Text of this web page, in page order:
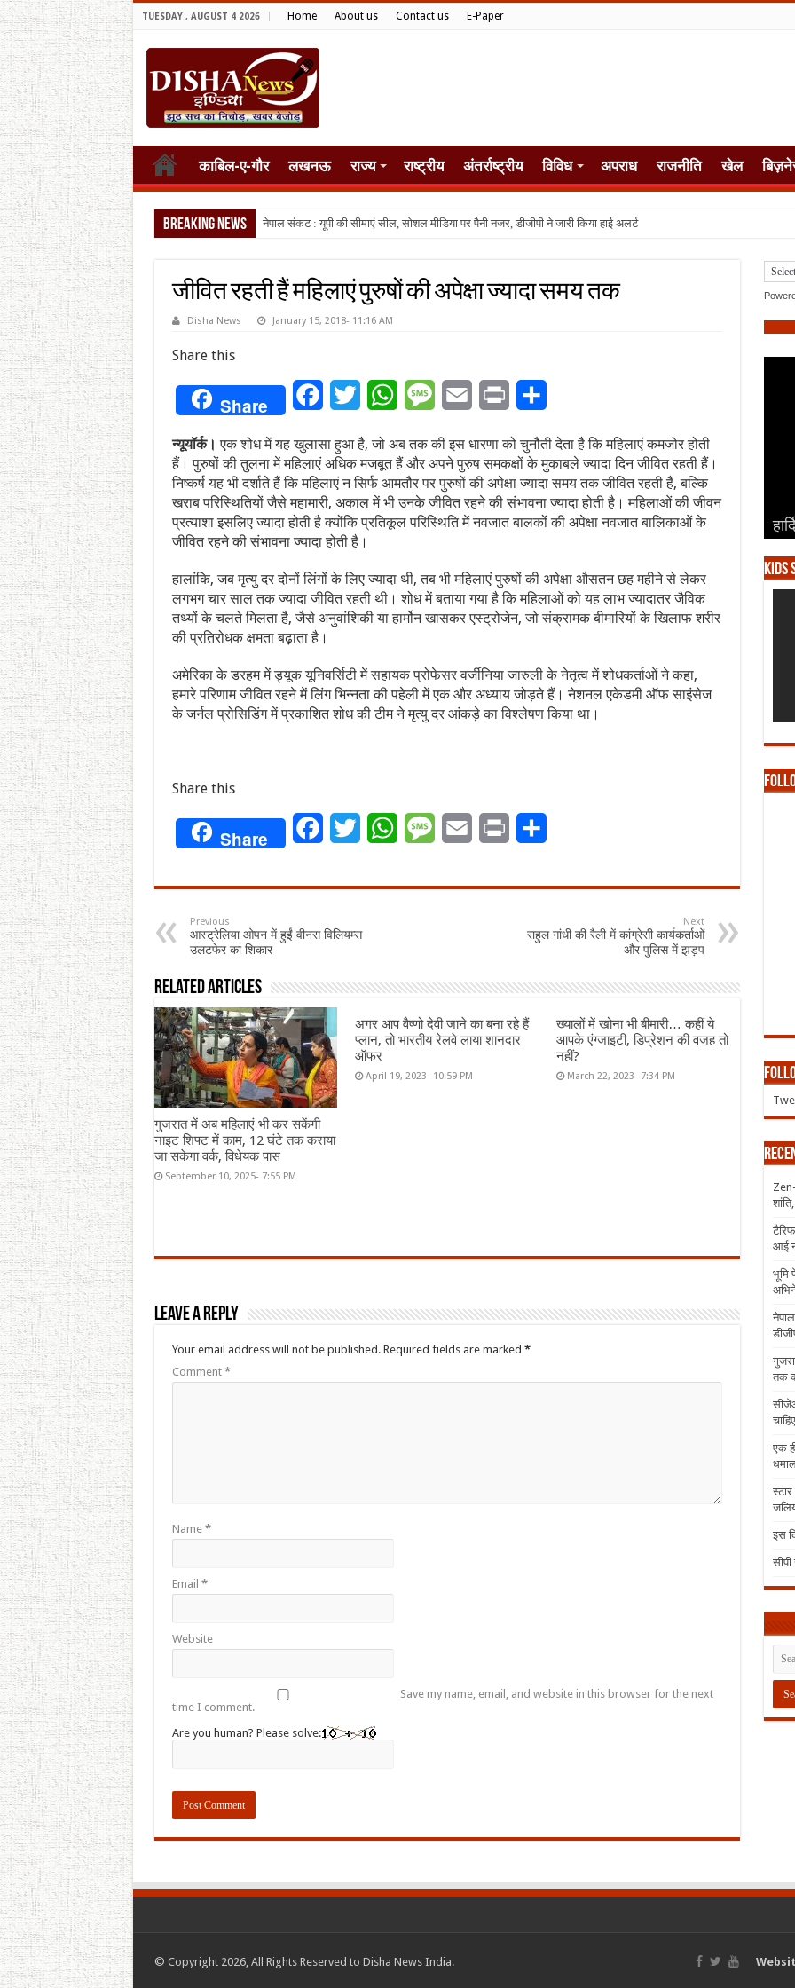
TUESDAY , AUGUST 4 2026 Home About us Contact us E-Paper
काबिल-ए-गौर लखनऊ राज्य राष्ट्रीय अंतर्राष्ट्रीय विविध अपराध राजनीति खेल
Breaking News नेपाल संकट : यूपी की सीमाएं सील, सोशल मीडिया पर पैनी नजर, डीजीपी ने जारी किया हाई अलर्ट
जीवित रहती हैं महिलाएं पुरुषों की अपेक्षा ज्यादा समय तक
Disha News January 15, 2018- 11:16 AM
Share this
Share FacebookTwitterWhatsAppMessageEmail Print
न्यूयॉर्क। एक शोध में यह खुलासा हुआ है, जो अब तक की इस धारणा को चुनौती देता है कि महिलाएं कमजोर होती
हैं। पुरुषों की तुलना में महिलाएं अधिक मजबूत हैं और अपने पुरुष समकक्षों के मुकाबले ज्यादा दिन जीवित रहती हैं।
निष्कर्ष यह भी दर्शाते हैं कि महिलाएं न सिर्फ आमतौर पर पुरुषों की अपेक्षा ज्यादा समय तक जीवित रहती हैं, बल्कि
खराब परिस्थितियों जैसे महामारी, अकाल में भी उनके जीवित रहने की संभावना ज्यादा होती है। महिलाओं की जीवन
प्रत्याशा इसलिए ज्यादा होती है क्योंकि प्रतिकूल परिस्थिति में नवजात बालकों की अपेक्षा नवजात बालिकाओं के
जीवित रहने की संभावना ज्यादा होती है।
हालांकि, जब मृत्यु दर दोनों लिंगों के लिए ज्यादा थी, तब भी महिलाएं पुरुषों की अपेक्षा औसतन छह महीने से लेकर
लगभग चार साल तक ज्यादा जीवित रहती थी। शोध में बताया गया है कि महिलाओं को यह लाभ ज्यादातर जैविक
तथ्यों के चलते मिलता है, जैसे अनुवांशिकी या हार्मोन खासकर एस्ट्रोजेन, जो संक्रामक बीमारियों के खिलाफ शरीर
की प्रतिरोधक क्षमता बढ़ाता है।
अमेरिका के डरहम में ड्यूक यूनिवर्सिटी में सहायक प्रोफेसर वर्जीनिया जारुली के नेतृत्व में शोधकर्ताओं ने कहा,
हमारे परिणाम जीवित रहने में लिंग भिन्नता की पहेली में एक और अध्याय जोड़ते हैं। नेशनल एकेडमी ऑफ साइंसेज
के जर्नल प्रोसिडिंग में प्रकाशित शोध की टीम ने मृत्यु दर आंकड़े का विश्लेषण किया था।
Share this
Share FacebookTwitterWhatsAppMessageEmail Print
Previous
आस्ट्रेलिया ओपन में हुईं वीनस विलियम्स
उलटफेर का शिकार
Next
राहुल गांधी की रैली में कांग्रेसी कार्यकर्ताओं
और पुलिस में झड़प
Related Articles
गुजरात में अब महिलाएं भी कर सकेंगी
नाइट शिफ्ट में काम, 12 घंटे तक कराया
जा सकेगा वर्क, विधेयक पास
September 10, 2025- 7:55 PM
अगर आप वैष्णो देवी जाने का बना रहे हैं
प्लान, तो भारतीय रेलवे लाया शानदार
ऑफर
April 19, 2023- 10:59 PM
ख्यालों में खोना भी बीमारी… कहीं ये
आपके एंग्जाइटी, डिप्रेशन की वजह तो
नहीं?
March 22, 2023- 7:34 PM
Leave a Reply
Your email address will not be published. Required fields are marked *
Comment *
Name *
Email *
Website
Save my name, email, and website in this browser for the next
time I comment.
Are you human? Please solve:
Kids
आई
भूमि
तक
एक
इस
© Copyright 2026, All Rights Reserved to Disha News India.